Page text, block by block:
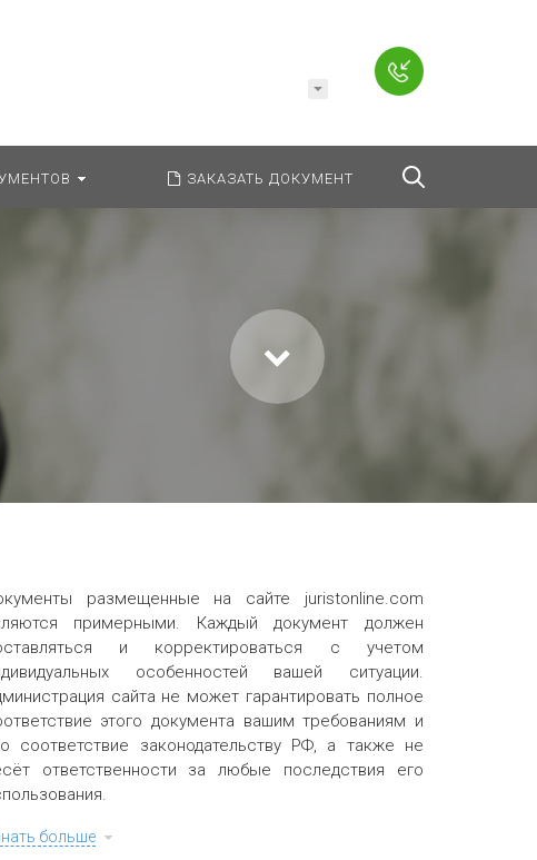
ЗАКАЗАТЬ ДОКУМЕНТ
размещенные на сайте juristonline.com
примерными. Каждый документ должен
и корректироваться с учетом
особенностей вашей ситуации.
сайта не может гарантировать полное
этого документа вашим требованиям и
соответствие законодательству РФ, а также не
ответственности за любые последствия его
больше